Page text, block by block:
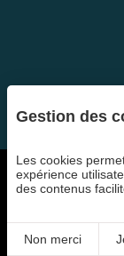
Mentions
Gestion des
Les cookies
expérience
des contenus
Non merci